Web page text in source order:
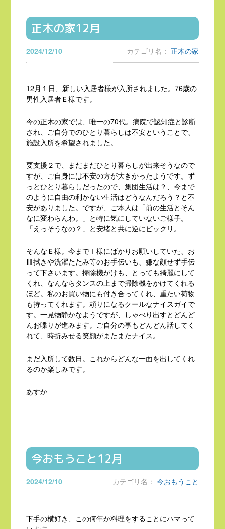
正木の家12月
2024/12/10 カテゴリ名： 正木の家
12月１日、新しい入居者様が入所されました。76歳の
男性入居者Ｅ様です。
今の正木の家では、唯一の70代。病院で認知症と診断
され、ご自分でのひとり暮らしは不安ということで、
施設入所を希望されました。
要支援２で、まだまだひとり暮らしが出来そうなので
すが、ご自身には不安の方が大きかったようです。ず
っとひとり暮らしだったので、集団生活は？、今まで
のように自由の利かない生活はどうなんだろう？と不
安がありました。ですが、ご本人は「前の生活とそん
なに変わらんわ。」と特に気にしていないご様子。
「えっそうなの？」と安堵と共に逆にビックリ。
そんなＥ様。今までＩ様にばかりお願いしていた、お
皿拭きや洗濯たたみ等のお手伝いも、嫌な顔せず手伝
って下さいます。掃除機がけも、とっても綺麗にして
くれ、なんならタンスの上まで掃除機をかけてくれる
ほど。私のお買い物にも付き合ってくれ、重たい荷物
も持ってくれます。頼りになるクールなナイスガイで
す。一見物静かなようですが、しゃべり出すとどんど
んお喋りが進みます。ご自分の事もどんどん話してく
れて、時折みせる笑顔がまたまたナイス。
まだ入所して数日。これからどんな一面を出してくれ
るのか楽しみです。
あすか
今おもうこと12月
2024/12/10 カテゴリ名： 今おもうこと
下手の横好き、この何年か料理をすることにハマって